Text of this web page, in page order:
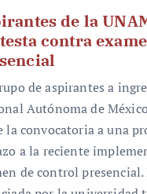
de la
contra
de aspirantes a
Autónoma de
la convocatoria a una
a la reciente
de control